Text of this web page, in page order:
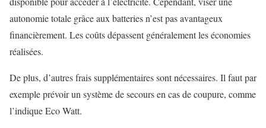
autonomie totale grâce aux batteries n’est pas avantageux
financièrement. Les coûts dépassent généralement les économies
réalisées.
De plus, d’autres frais supplémentaires sont nécessaires. Il faut par
exemple prévoir un système de secours en cas de coupure, comme
l’indique Eco Watt.